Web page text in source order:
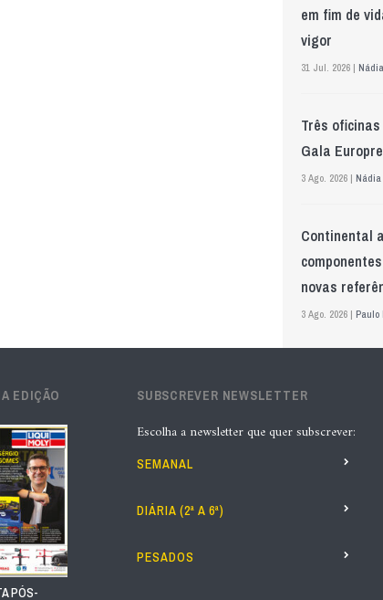
em fim de
vigor
31 Jul. 2026 |
Três oficinas
Gala
3 Ago. 2026 | Nádia
Continental
novas
3 Ago. 2026 | Paulo
controlo de
5 Ago. 2026 |
GS Pro
exclusiva
Wolf
EDIÇÃO
PÓS-
SUBSCREVER NEWSLETTER
Escolha a newsletter que quer subscrever:
SEMANAL
DIÁRIA (2ª A 6ª)
PESADOS